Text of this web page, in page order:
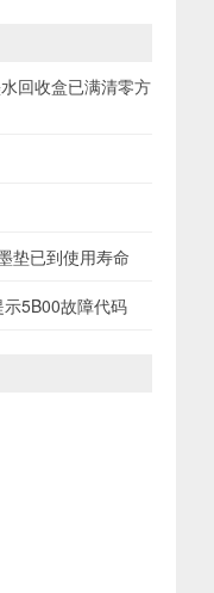
回收盒已满清零方
垫已到使用寿命
5B00故障代码